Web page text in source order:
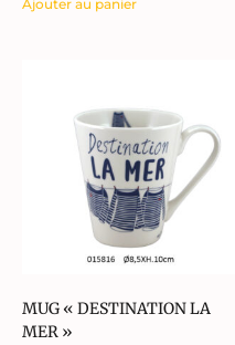
Ajouter au panier
MUG « DESTINATION LA
MER »